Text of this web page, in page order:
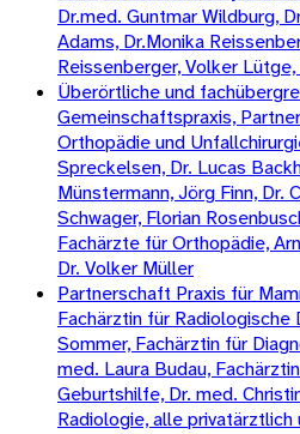
Dr.med. Guntmar Wildburg,
Adams, Dr.Monika
Reissenberger, Volker
Überörtliche und
Gemeinschaftspraxis,
Orthopädie und
Spreckelsen, Dr. Lucas
Münstermann, Jörg Finn, Dr.
Schwager, Florian
Fachärzte für Orthopädie,
Dr. Volker Müller
Partnerschaft Praxis für
Fachärztin für Radiologische
Sommer, Fachärztin für
med. Laura Budau,
Geburtshilfe, Dr. med.
Radiologie, alle